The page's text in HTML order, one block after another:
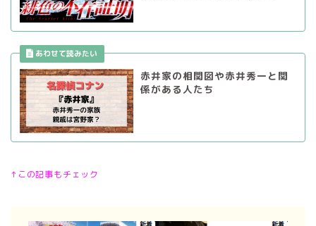
赤井家の相関図や赤井秀一と関
係がある人たち
↑この記事もチェック